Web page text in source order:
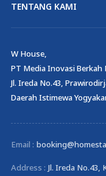
TENTANG KAMI
W House,
PT Media Inovasi Berkah
Jl. Ireda No.43,
Daerah Istimewa
Email :
Address : Jl. Ireda No.43,